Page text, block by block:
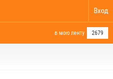
Вход
в мою ленту 2679